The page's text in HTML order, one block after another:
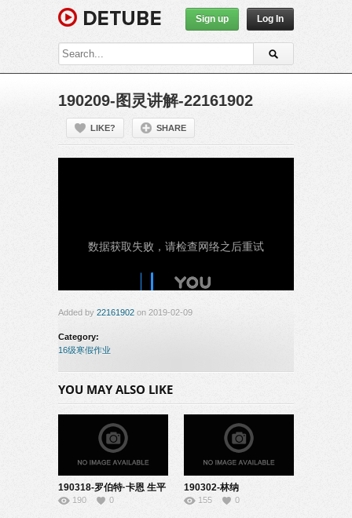
Sign up Log In
190209-图灵讲解-22161902
LIKE? SHARE
Added by 22161902 on 2019-02-09
Category:
16级寒假作业
YOU MAY ALSO LIKE
190318-罗伯特·卡恩 生平
介绍-22161905
190 0
190302-林纳
斯-22161914
155 0